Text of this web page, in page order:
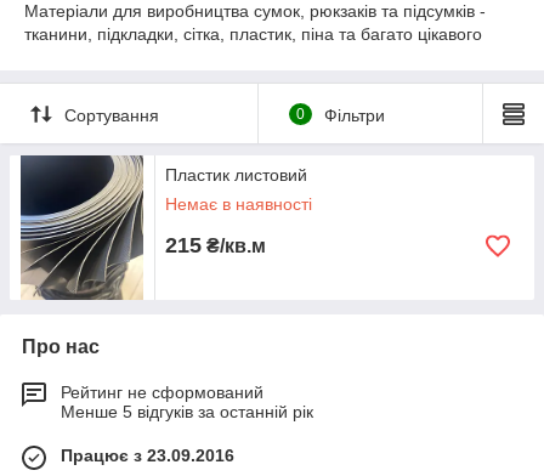
Матеріали для виробництва сумок, рюкзаків та підсумків -
тканини, підкладки, сітка, пластик, піна та багато цікавого
Сортування 0 Фільтри
Пластик листовий
Немає в наявності
215 ₴/кв.м
Про нас
Рейтинг не сформований
Менше 5 відгуків за останній рік
Працює з 23.09.2016